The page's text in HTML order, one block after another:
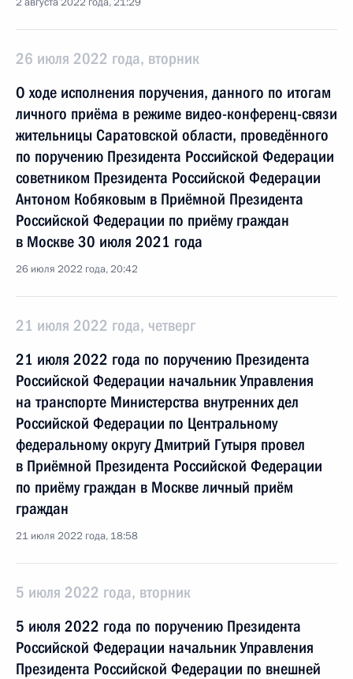
26 июля 2022 года, вторник
О ходе исполнения поручения, данного по итогам
личного приёма в режиме видео-конференц-связи
жительницы Саратовской области, проведённого
по поручению Президента Российской Федерации
советником Президента Российской Федерации
Антоном Кобяковым в Приёмной Президента
Российской Федерации по приёму граждан
в Москве 30 июля 2021 года
26 июля 2022 года, 20:42
21 июля 2022 года, четверг
21 июля 2022 года по поручению Президента
Российской Федерации начальник Управления
на транспорте Министерства внутренних дел
Российской Федерации по Центральному
федеральному округу Дмитрий Гутыря провел
в Приёмной Президента Российской Федерации
по приёму граждан в Москве личный приём
граждан
21 июля 2022 года, 18:58
5 июля 2022 года, вторник
5 июля 2022 года по поручению Президента
Российской Федерации начальник Управления
Президента Российской Федерации по внешней